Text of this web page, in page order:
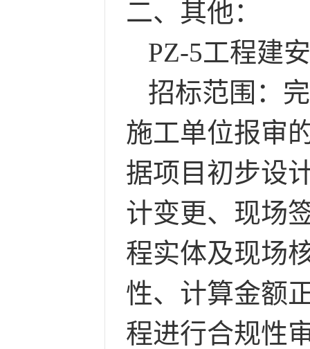
二、其他：
PZ-5工程建
招标范围：
施工单位报审
据项目初步设
计变更、现场
程实体及现场
性、计算金额
程进行合规性